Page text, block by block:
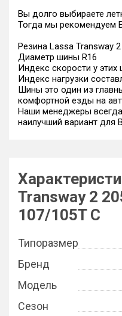
Вы долго выбираете
Тогда мы рекомендуем
Резина Lassa Transway
Диаметр шины R16
Индекс скорости у этих
Индекс нагрузки
Шины это один из
комфортной езды на
Наши менеджеры
наилучший вариант для
Transway 2
107/105T C
Типоразмер
Бренд
Модель
Сезон